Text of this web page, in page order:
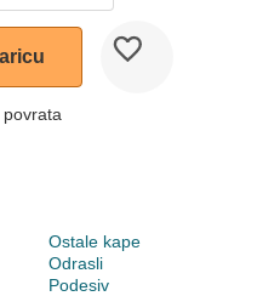
Ostale kape
Odrasli
Podesiv